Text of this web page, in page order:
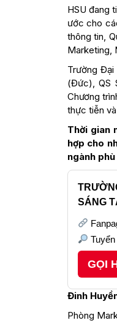
HSU đang
ước cho
thông tin,
Marketing,
Trường
(Đức), QS
Chương
thực tiễn
Thời gian
hợp cho
ngành
SÁNG
GỌI
Đinh
Phòng